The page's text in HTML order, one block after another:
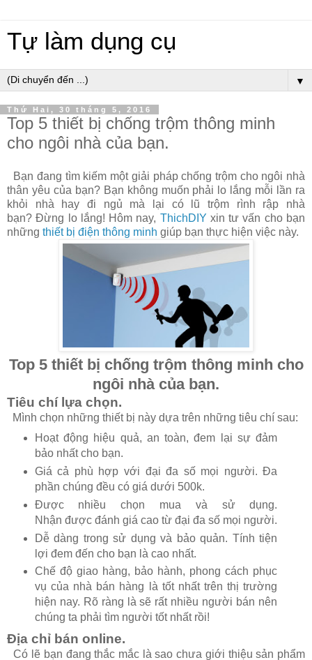
Tự làm dụng cụ
▼
Thứ Hai, 30 tháng 5, 2016
Top 5 thiết bị chống trộm thông minh
cho ngôi nhà của bạn.
Bạn đang tìm kiếm một giải pháp chống trộm cho ngôi nhà
thân yêu của bạn? Bạn không muốn phải lo lắng mỗi lần ra
khỏi nhà hay đi ngủ mà lại có lũ trộm rình rập nhà
bạn? Đừng lo lắng! Hôm nay, ThichDIY xin tư vấn cho bạn
những thiết bị điện thông minh giúp bạn thực hiện việc này.
Top 5 thiết bị chống trộm thông minh cho
ngôi nhà của bạn.
Tiêu chí lựa chọn.
Mình chọn những thiết bị này dựa trên những tiêu chí sau:
Hoạt động hiệu quả, an toàn, đem lại sự đảm
bảo nhất cho bạn.
Giá cả phù hợp với đại đa số mọi người. Đa
phần chúng đều có giá dưới 500k.
Được nhiều chọn mua và sử dụng.
Nhận được đánh giá cao từ đại đa số mọi người.
Dễ dàng trong sử dụng và bảo quản. Tính tiện
lợi đem đến cho bạn là cao nhất.
Chế độ giao hàng, bảo hành, phong cách phục
vụ của nhà bán hàng là tốt nhất trên thị trường
hiện nay. Rõ ràng là sẽ rất nhiều người bán nên
chúng ta phải tìm người tốt nhất rồi!
Địa chỉ bán online.
Có lẽ bạn đang thắc mắc là sao chưa giới thiệu sản phẩm